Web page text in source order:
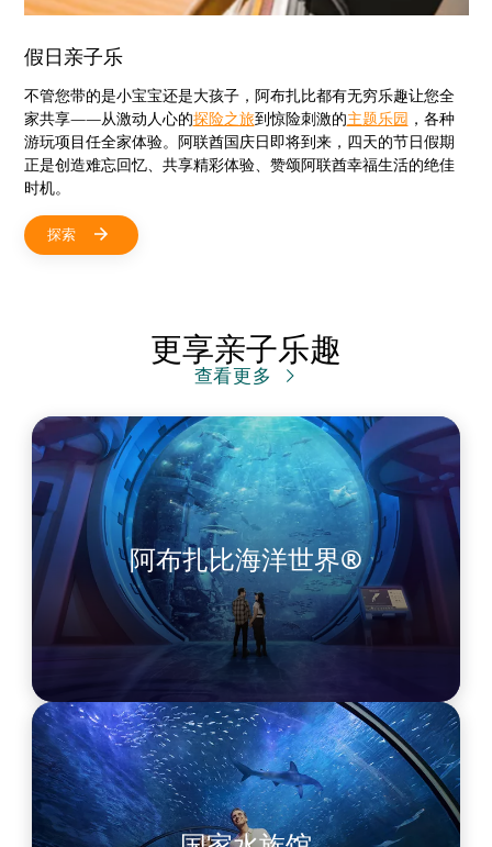
假日亲子乐
不管您带的是小宝宝还是大孩子，阿布扎比都有无穷乐趣让您全
家共享——从激动人心的探险之旅到惊险刺激的主题乐园 ，各种
游玩项目任全家体验。阿联酋国庆日即将到来，四天的节日假期
正是创造难忘回忆、共享精彩体验、赞颂阿联酋幸福生活的绝佳
时机。
探索
更享亲子乐趣
查看更多
阿布扎比海洋世界®